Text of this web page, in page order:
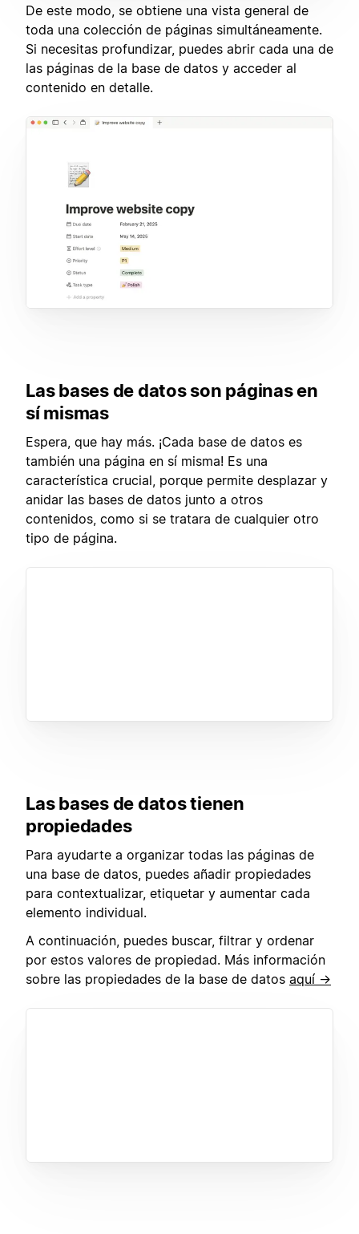
De este modo, se obtiene una vista general de
toda una colección de páginas simultáneamente.
Si necesitas profundizar, puedes abrir cada una de
las páginas de la base de datos y acceder al
contenido en detalle.
Las bases de datos son páginas en
sí mismas
Espera, que hay más. ¡Cada base de datos es
también una página en sí misma! Es una
característica crucial, porque permite desplazar y
anidar las bases de datos junto a otros
contenidos, como si se tratara de cualquier otro
tipo de página.
Las bases de datos tienen
propiedades
Para ayudarte a organizar todas las páginas de
una base de datos, puedes añadir propiedades
para contextualizar, etiquetar y aumentar cada
elemento individual.
A continuación, puedes buscar, filtrar y ordenar
por estos valores de propiedad. Más información
sobre las propiedades de la base de datos aquí →